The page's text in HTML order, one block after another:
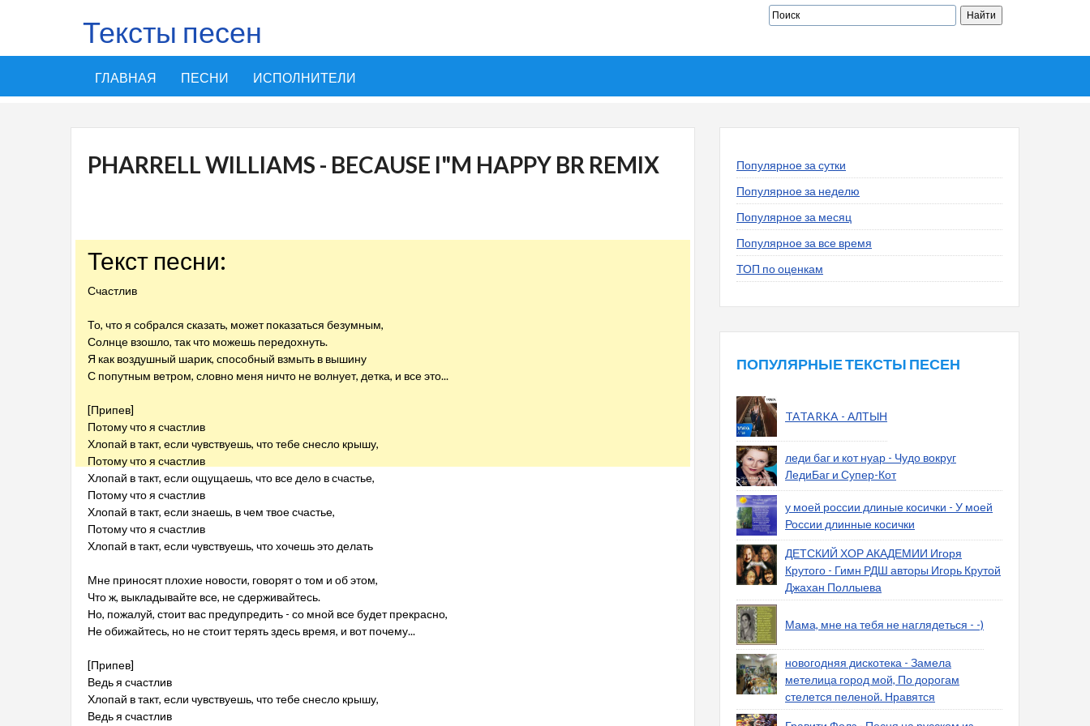
Тексты песен
ГЛАВНАЯ ПЕСНИ ИСПОЛНИТЕЛИ
PHARRELL WILLIAMS - BECAUSE I"M HAPPY BR REMIX
Текст песни:
Счастлив
То, что я собрался сказать, может показаться безумным,
Солнце взошло, так что можешь передохнуть.
Я как воздушный шарик, способный взмыть в вышину
С попутным ветром, словно меня ничто не волнует, детка, и все это...
[Припев]
Потому что я счастлив
Хлопай в такт, если чувствуешь, что тебе снесло крышу,
Потому что я счастлив
Хлопай в такт, если ощущаешь, что все дело в счастье,
Потому что я счастлив
Хлопай в такт, если знаешь, в чем твое счастье,
Потому что я счастлив
Хлопай в такт, если чувствуешь, что хочешь это делать
Мне приносят плохие новости, говорят о том и об этом,
Что ж, выкладывайте все, не сдерживайтесь.
Но, пожалуй, стоит вас предупредить - со мной все будет прекрасно,
Не обижайтесь, но не стоит терять здесь время, и вот почему...
[Припев]
Ведь я счастлив
Хлопай в такт, если чувствуешь, что тебе снесло крышу,
Ведь я счастлив
Популярное за сутки
Популярное за неделю
Популярное за месяц
Популярное за все время
ТОП по оценкам
ПОПУЛЯРНЫЕ ТЕКСТЫ ПЕСЕН
TATARKA - АЛТЫН
леди баг и кот нуар - Чудо вокруг
ЛедиБаг и Супер-Кот
у моей россии длиные косички - У моей
России длинные косички
ДЕТСКИЙ ХОР АКАДЕМИИ Игоря
Крутого - Гимн РДШ авторы Игорь Крутой
Джахан Поллыева
Мама, мне на тебя не наглядеться - -)
новогодняя дискотека - Замела
метелица город мой, По дорогам
стелется пеленой. Нравятся